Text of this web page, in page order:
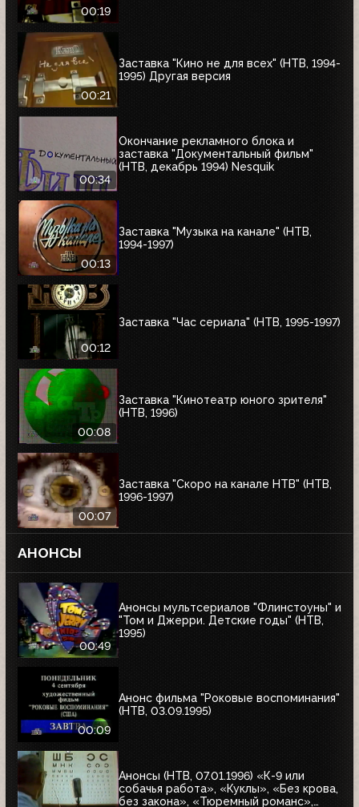
00:19
00:21
Заставка "Кино не для всех" (НТВ, 1994-
1995) Другая версия
00:34
Окончание рекламного блока и
заставка "Документальный фильм"
(НТВ, декабрь 1994) Nesquik
00:13
Заставка "Музыка на канале" (НТВ,
1994-1997)
00:12
Заставка "Час сериала" (НТВ, 1995-1997)
00:08
Заставка "Кинотеатр юного зрителя"
(НТВ, 1996)
00:07
Заставка "Скоро на канале НТВ" (НТВ,
1996-1997)
АНОНСЫ
00:49
Анонсы мультсериалов "Флинстоуны" и
"Том и Джерри. Детские годы" (НТВ,
1995)
00:09
Анонс фильма "Роковые воспоминания"
(НТВ, 03.09.1995)
Анонсы (НТВ, 07.01.1996) «К-9 или
собачья работа», «Куклы», «Без крова,
без закона», «Тюремный романс»,